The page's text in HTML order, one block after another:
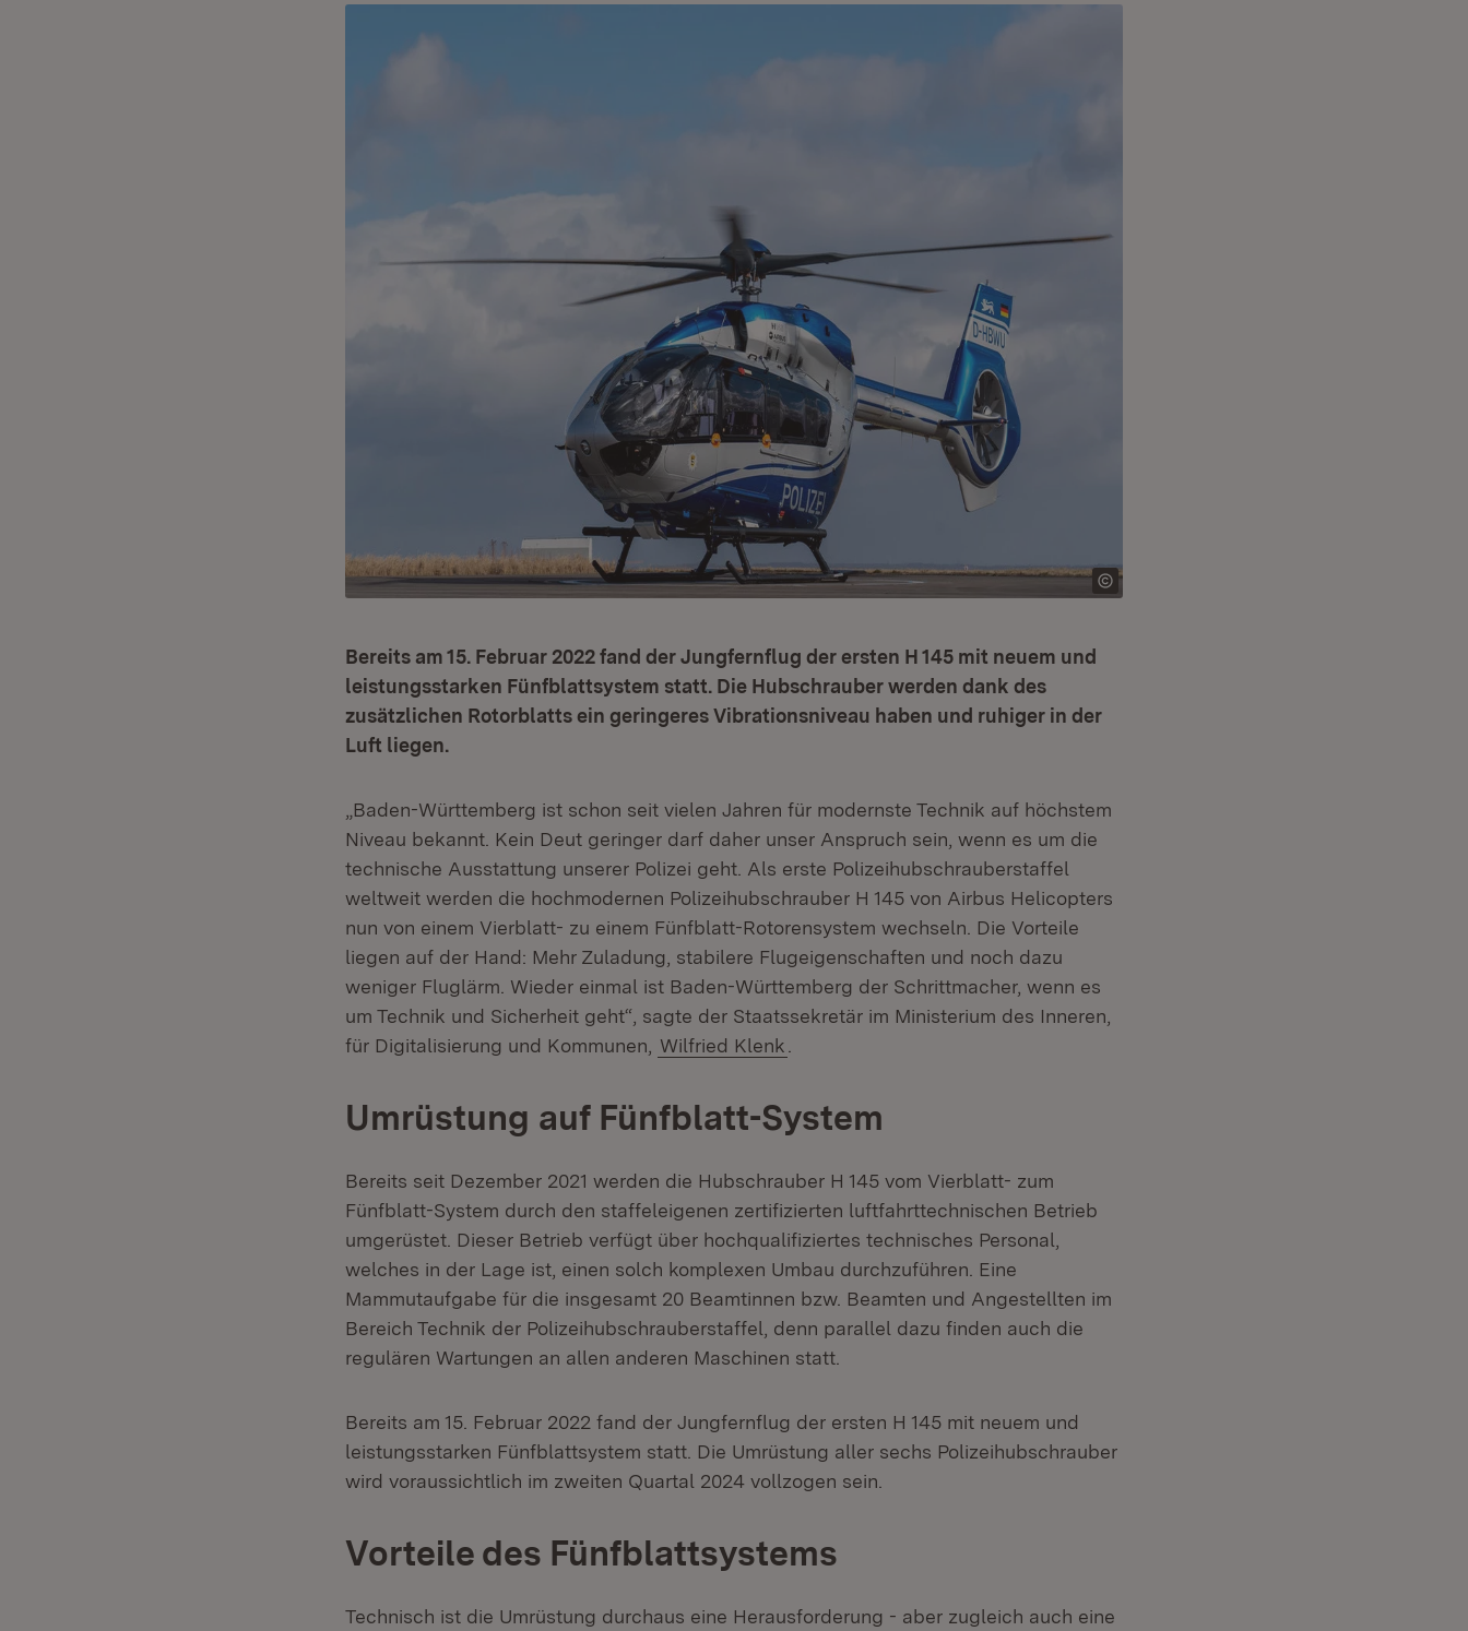
Bereits am 15. Februar 2022 fand der Jungfernflug der ersten H 145 mit neuem und
leistungsstarken Fünfblattsystem statt. Die Hubschrauber werden dank des
zusätzlichen Rotorblatts ein geringeres Vibrationsniveau haben und ruhiger in der
Luft liegen.
„Baden-Württemberg ist schon seit vielen Jahren für modernste Technik auf höchstem
Niveau bekannt. Kein Deut geringer darf daher unser Anspruch sein, wenn es um die
technische Ausstattung unserer Polizei geht. Als erste Polizeihubschrauberstaffel
weltweit werden die hochmodernen Polizeihubschrauber H 145 von Airbus Helicopters
nun von einem Vierblatt- zu einem Fünfblatt-Rotorensystem wechseln. Die Vorteile
liegen auf der Hand: Mehr Zuladung, stabilere Flugeigenschaften und noch dazu
weniger Fluglärm. Wieder einmal ist Baden-Württemberg der Schrittmacher, wenn es
um Technik und Sicherheit geht“, sagte der Staatssekretär im Ministerium des Inneren,
für Digitalisierung und Kommunen,
Wilfried Klenk
Umrüstung auf Fünfblatt-System
Bereits seit Dezember 2021 werden die Hubschrauber H 145 vom Vierblatt- zum
Fünfblatt-System durch den staffeleigenen zertifizierten luftfahrttechnischen Betrieb
umgerüstet. Dieser Betrieb verfügt über hochqualifiziertes technisches Personal,
welches in der Lage ist, einen solch komplexen Umbau durchzuführen. Eine
Mammutaufgabe für die insgesamt 20 Beamtinnen bzw. Beamten und Angestellten im
Bereich Technik der Polizeihubschrauberstaffel, denn parallel dazu finden auch die
regulären Wartungen an allen anderen Maschinen statt.
Bereits am 15. Februar 2022 fand der Jungfernflug der ersten H 145 mit neuem und
leistungsstarken Fünfblattsystem statt. Die Umrüstung aller sechs Polizeihubschrauber
wird voraussichtlich im zweiten Quartal 2024 vollzogen sein.
Vorteile des Fünfblattsystems
Technisch ist die Umrüstung durchaus eine Herausforderung - aber zugleich auch eine